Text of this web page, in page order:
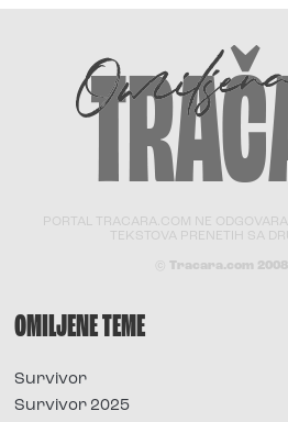
PORTAL TRACARA.COM NE
TEKSTOVA PRENETIH SA
© Tracara.com
OMILJENE TEME
Survivor
Survivor 2025